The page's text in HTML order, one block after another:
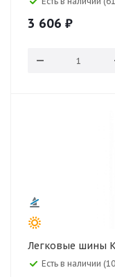
3 606 ₽
Легковые шины
Есть в наличии